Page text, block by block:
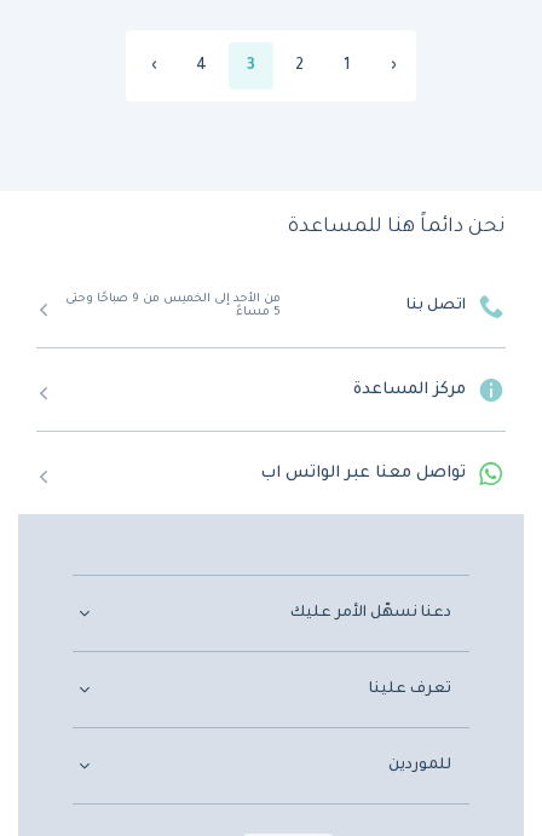
‹
1
2
3
4
›
نحن دائماً هنا للمساعدة
اتصل بنا
من الأحد إلى الخميس من 9 صباحًا وحتى
5 مساءً
مركز المساعدة
تواصل معنا عبر الواتس اب
دعنا نسهّل الأمر عليك
تعرف علينا
للموردين